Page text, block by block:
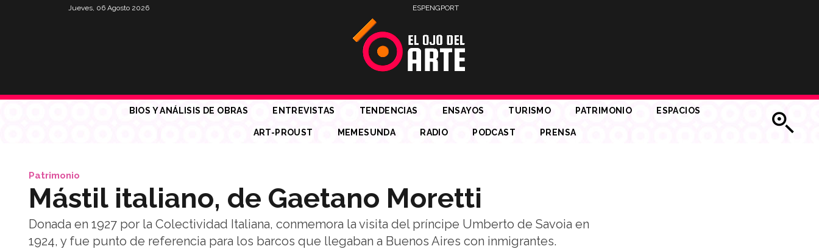
Jueves, 06 Agosto 2026 ESPENGPORT
BIOS Y ANÁLISIS DE OBRAS ENTREVISTAS TENDENCIAS ENSAYOS TURISMO PATRIMONIO ESPACIOS
ART-PROUST MEMESUNDA RADIO PODCAST PRENSA
Patrimonio
Mástil italiano, de Gaetano Moretti
Donada en 1927 por la Colectividad Italiana, conmemora la visita del príncipe Umberto de Savoia en
1924, y fue punto de referencia para los barcos que llegaban a Buenos Aires con inmigrantes.